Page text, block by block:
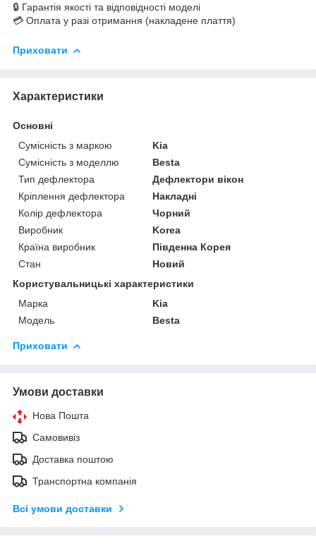
🔒 Гарантія якості та відповідності моделі
💳 Оплата у разі отримання (накладене плаття)
Приховати
Характеристики
Основні
Сумісність з маркою
Kia
Сумісність з моделлю
Besta
Тип дефлектора
Дефлектори вікон
Кріплення дефлектора
Накладні
Колір дефлектора
Чорний
Виробник
Korea
Країна виробник
Південна Корея
Стан
Новий
Користувальницькі характеристики
Марка
Kia
Модель
Besta
Приховати
Умови доставки
Нова Пошта
Самовивіз
Доставка поштою
Транспортна компанія
Всі умови доставки